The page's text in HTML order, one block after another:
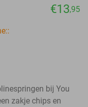
€13,95
bij You
zakje chips en